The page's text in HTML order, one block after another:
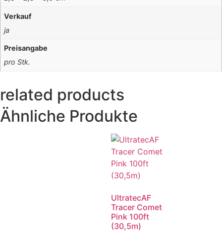
Verkauf
ja
Preisangabe
pro Stk.
related products
Ähnliche Produkte
UltratecAF
Tracer Comet
Pink 100ft
(30,5m)